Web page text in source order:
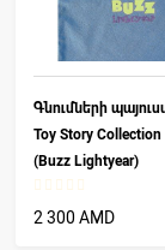
Գնումների
Toy Story Collection
(Buzz Lightyear)
2 300 AMD